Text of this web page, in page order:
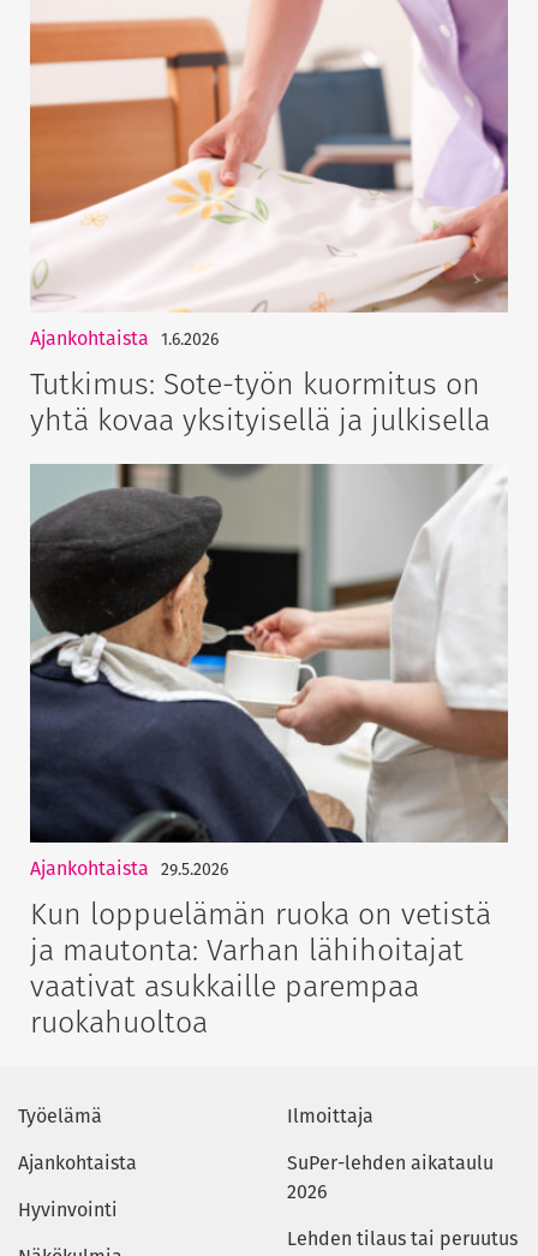
Ajankohtaista 1.6.2026
Tutkimus: Sote-työn kuormitus on
yhtä kovaa yksityisellä ja julkisella
Ajankohtaista 29.5.2026
Kun loppuelämän ruoka on vetistä
ja mautonta: Varhan lähihoitajat
vaativat asukkaille parempaa
ruokahuoltoa
Työelämä
Ajankohtaista
Hyvinvointi
Ilmoittaja
SuPer-lehden aikataulu
2026
Lehden tilaus tai peruutus